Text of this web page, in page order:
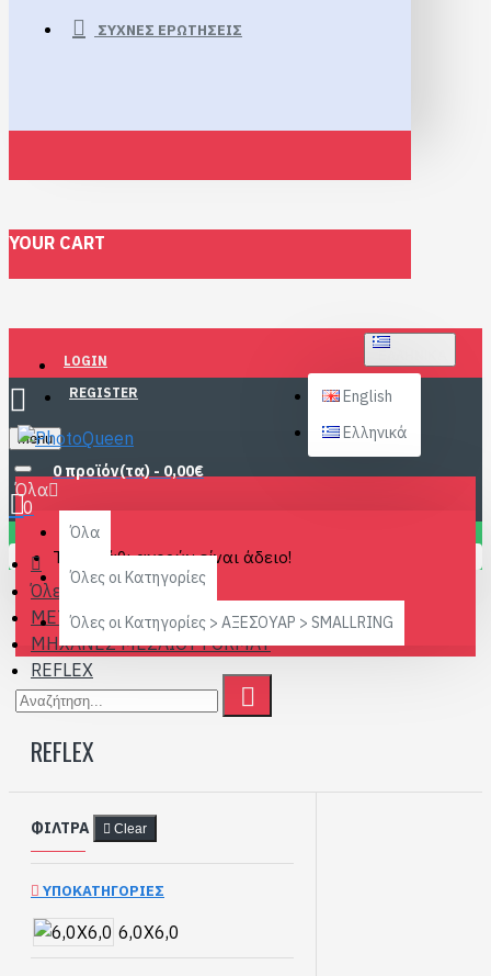
ΣΥΧΝΈΣ ΕΡΩΤΉΣΕΙΣ
YOUR CART
LOGIN
REGISTER
English
Ελληνικά
Menu
0 προϊόν(τα) - 0,00€
0
Το καλάθι αγορών είναι άδειο!
Όλα
Όλα
Όλες οι Κατηγορίες
Όλες οι Κατηγορίες > ΑΞΕΣΟΥΑΡ > SMALLRING
Όλες οι Κατηγορίες
ΜΕΤΑΧΕΙΡΙΣΜΕΝΑ
ΜΗΧΑΝΕΣ ΜΕΣΑΙΟΥ FORMAT
REFLEX
REFLEX
ΦΊΛΤΡΑ Clear
ΥΠΟΚΑΤΗΓΟΡΊΕΣ
6,0Χ6,0